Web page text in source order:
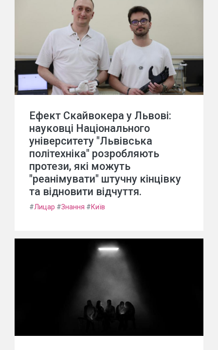
Ефект Скайвокера у Львові:
науковці Національного
університету "Львівська
політехніка" розробляють
протези, які можуть
"реанімувати" штучну кінцівку
та відновити відчуття.
#Лицар #Знання #Київ